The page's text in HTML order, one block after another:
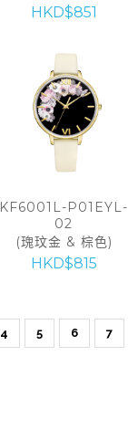
HKD$851
KF6001L-P01EYL-
02
(瑰玟金 & 棕色)
HKD$815
4 5 6 7